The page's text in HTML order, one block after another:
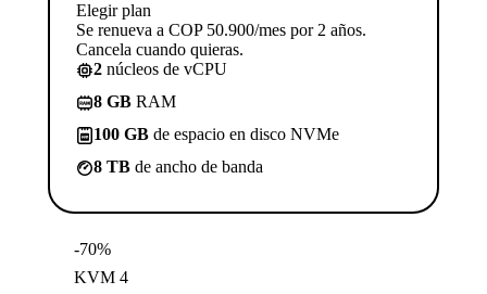
Elegir plan
Se renueva a COP 50.900/mes por 2 años.
Cancela cuando quieras.
2 núcleos de vCPU
8 GB RAM
100 GB de espacio en disco NVMe
8 TB de ancho de banda
-70%
KVM 4